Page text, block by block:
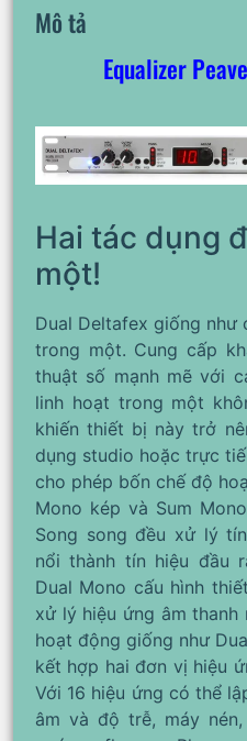
Mô tả
Equalizer
Hai tác dụng
một!
Dual Deltafex giống
trong một. Cung cấp
thuật số mạnh mẽ với
linh hoạt trong một
khiến thiết bị này trở
dụng studio hoặc trực
cho phép bốn chế độ
Mono kép và Sum
Song song đều xử lý
nổi thành tín hiệu đầu
Dual Mono cấu hình
xử lý hiệu ứng âm thanh
hoạt động giống như
kết hợp hai đơn vị hiệu
Với 16 hiệu ứng có thể
âm và độ trễ, máy